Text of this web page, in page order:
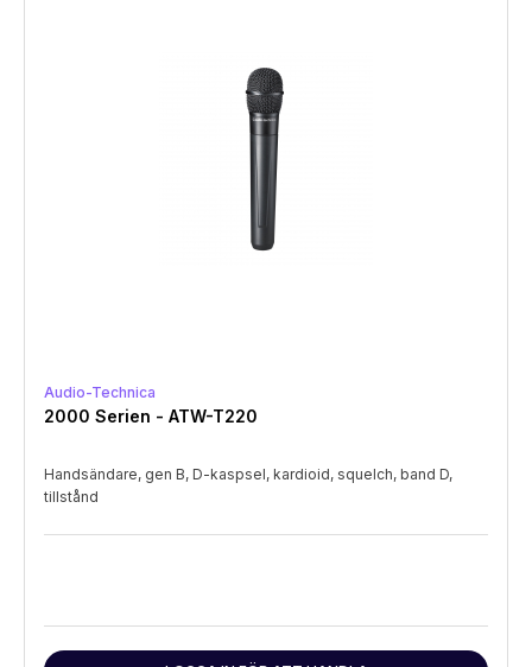
Audio-Technica
2000 Serien - ATW-T220
Handsändare, gen B, D-kaspsel, kardioid, squelch, band D,
tillstånd